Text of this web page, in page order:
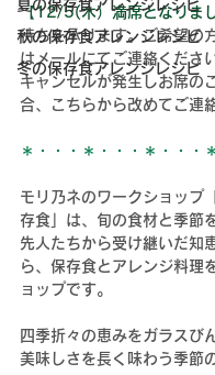
夏の保存食アレンジレシピ
秋の保存食アレンジレシピ
冬の保存食アレンジレシピ
【12/5(木）満席となりまし
待ちを承ります。ご希望の
はメールにてご連絡ください
キャンセルが発生しお席の
合、こちらから改めてご連
＊・・・＊・・・＊・・・
モリ乃ネのワークショップ
存食」は、 旬の食材と季節
先人たちから受け継いだ知
ら、保存食とアレンジ料理
ョップです。
四季折々の恵みをガラスび
美味しさを長く味わう季節